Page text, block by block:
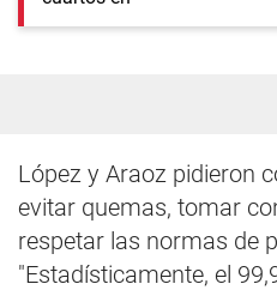
López y Araoz pidieron
evitar quemas, tomar
respetar las normas de
"Estadísticamente, el